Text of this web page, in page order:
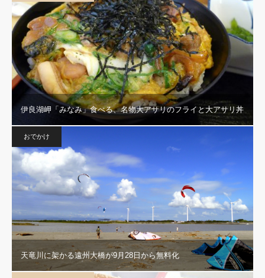
伊良湖岬「みなみ」食べる、名物大アサリのフライと大アサリ丼
おでかけ
天竜川に架かる遠州大橋が9月28日から無料化